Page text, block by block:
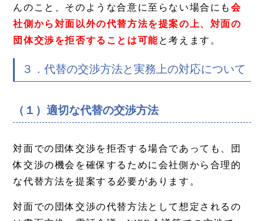
んのこと、そのような合意に至らない場合にも会
社側から対面以外の代替方法を提案の上、対面の
団体交渉を拒否することは可能と考えます。
３．代替の交渉方法と実務上の対応について
（１）適切な代替の交渉方法
対面での団体交渉を拒否する場合であっても、団
体交渉の機会を確保するために会社側から合理的
な代替方法を提案する必要があります。
対面での団体交渉の代替方法として想定されるの